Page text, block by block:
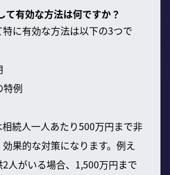
て有効な方法は何ですか？
に有効な方法は以下の3つで
特例
続人一人あたり500万円まで非
果的な対策になります。例え
人がいる場合、1,500万円まで